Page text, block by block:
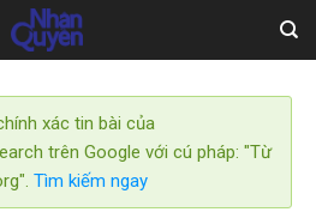
xác tin bài của
trên Google với cú pháp: "Từ
Tìm kiếm ngay